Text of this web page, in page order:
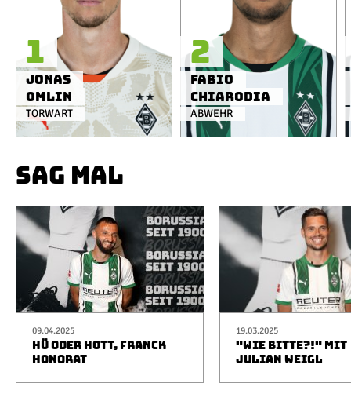
TORWART
Jonas
Omlin
1
ABWEHR
Fabio
Chiarodia
2
SAG MAL
09.04.2025
HÜ ODER HOTT, FRANCK
HONORAT
19.03.2025
"WIE BITTE?!" MIT
JULIAN WEIGL